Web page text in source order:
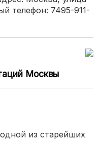
телефон: 7495-911-
Москвы
из старейших